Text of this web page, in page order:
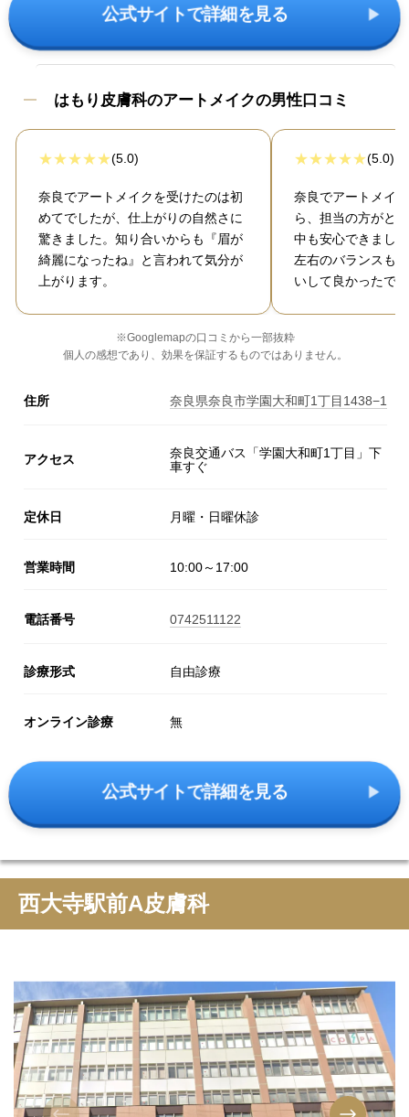
公式サイトで詳細を見る
はもり皮膚科のアートメイクの男性口コミ
(5.0)
奈良でアートメイクを受けたのは初
めてでしたが、仕上がりの自然さに
驚きました。知り合いからも『眉が
綺麗になったね』と言われて気分が
上がります。
(5.0)
奈良でアートメイ
ら、担当の方がと
中も安心できまし
左右のバランスも
いして良かったで
※Googlemapの口コミから一部抜粋
個人の感想であり、効果を保証するものではありません。
住所 奈良県奈良市学園大和町1丁目1438−1
アクセス
奈良交通バス「学園大和町1丁目」下
車すぐ
定休日 月曜・日曜休診
営業時間 10:00～17:00
電話番号 0742511122
診療形式 自由診療
オンライン診療 無
公式サイトで詳細を見る
西大寺駅前A皮膚科